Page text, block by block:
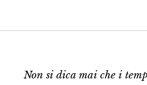
Non si dica mai che i